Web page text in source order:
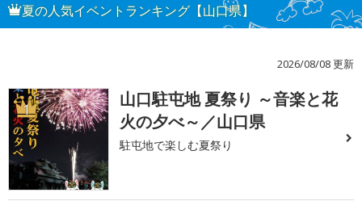
夏の人気イベントランキング【山口県】
2026/08/08 更新
1
山口駐屯地 夏祭り ～音楽と花
火の夕べ～／山口県
駐屯地で楽しむ夏祭り